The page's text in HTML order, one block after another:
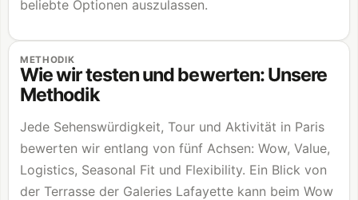
beliebte Optionen auszulassen.
METHODIK
Wie wir testen und bewerten: Unsere
Methodik
Jede Sehenswürdigkeit, Tour und Aktivität in Paris
bewerten wir entlang von fünf Achsen: Wow, Value,
Logistics, Seasonal Fit und Flexibility. Ein Blick von
der Terrasse der Galeries Lafayette kann beim Wow